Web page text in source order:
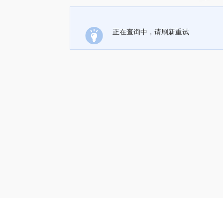
正在查询中，请刷新重试